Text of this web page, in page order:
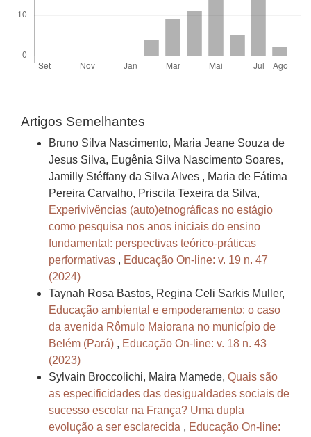
Artigos Semelhantes
Bruno Silva Nascimento, Maria Jeane Souza de
Jesus Silva, Eugênia Silva Nascimento Soares,
Jamilly Stéffany da Silva Alves , Maria de Fátima
Pereira Carvalho, Priscila Texeira da Silva,
Experivivências (auto)etnográficas no estágio
como pesquisa nos anos iniciais do ensino
fundamental: perspectivas teórico-práticas
performativas , Educação On-line: v. 19 n. 47
(2024)
Taynah Rosa Bastos, Regina Celi Sarkis Muller,
Educação ambiental e empoderamento: o caso
da avenida Rômulo Maiorana no município de
Belém (Pará) , Educação On-line: v. 18 n. 43
(2023)
Sylvain Broccolichi, Maira Mamede, Quais são
as especificidades das desigualdades sociais de
sucesso escolar na França? Uma dupla
evolução a ser esclarecida , Educação On-line: